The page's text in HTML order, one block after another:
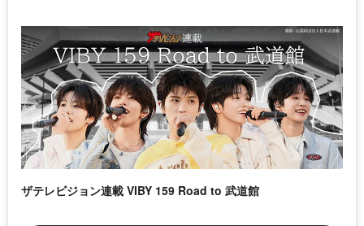
ザテレビジョン連載 VIBY 159 Road to 武道館